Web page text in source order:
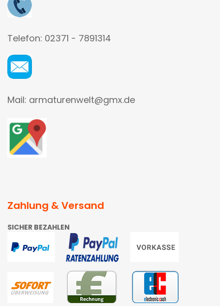
Telefon: 02371 - 7891314
Mail: armaturenwelt@gmx.de
Zahlung & Versand
SICHER BEZAHLEN